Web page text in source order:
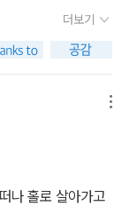
들이 보여주는 물
를 입겠다고 했
우리 둘이 함께 먹
트라이앵굴라 공
붐비는 거리에서
다행이지 않았을
는 존재일까나는
지만 언제나 옳은
러지 않아도 되
데...동시에 미움
게 지워질때 비로
어도 거부감을
면서도 어쩔때는
항의 생활에서
1세대와는 다르게
은 단순한 세대차
면 새로운 땅에 정
르겠다. 그럼에도
해할 수도, 이해를
신감, 그 끝에 남
가, 한국 사람들 정
이다. 이 단편도
삶을 산 여자. 자
한 욕망이 무엇이
막 장면 가서야 밝
을 읽는 것은 당
Earth로 '그
출간될 때는 가장
얘기이다.그리
어서 그렇지 가장
다. 이 작품을 읽
어서 솔직히 나머
더보기
나 홀로 살아가고